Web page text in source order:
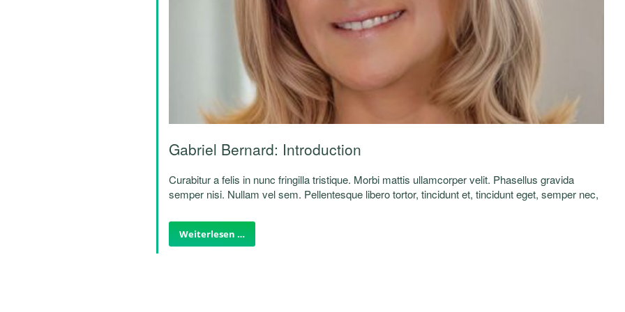
Gabriel Bernard: Introduction
Curabitur a felis in nunc fringilla tristique. Morbi mattis ullamcorper velit. Phasellus gravida
semper nisi. Nullam vel sem. Pellentesque libero tortor, tincidunt et, tincidunt eget, semper nec,
Weiterlesen …